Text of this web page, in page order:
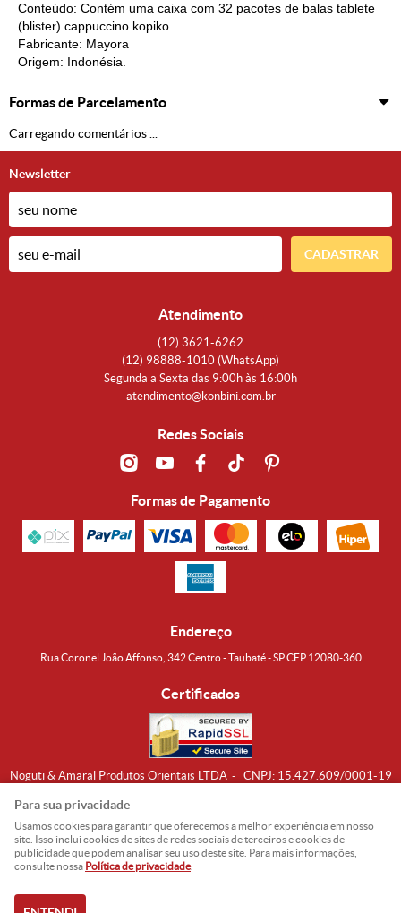
Conteúdo: Contém uma caixa com 32 pacotes de balas tablete
(blister) cappuccino kopiko.
Fabricante: Mayora
Origem: Indonésia.
Formas de Parcelamento
Carregando comentários ...
Newsletter
CADASTRAR
Atendimento
(12) 3621-6262
(12) 98888-1010 (WhatsApp)
Segunda a Sexta das 9:00h às 16:00h
atendimento@konbini.com.br
Redes Sociais
Formas de Pagamento
Endereço
Rua Coronel João Affonso, 342 Centro - Taubaté - SP CEP 12080-360
Certificados
Noguti & Amaral Produtos Orientais LTDA CNPJ: 15.427.609/0001-19
Para sua privacidade
Usamos cookies para garantir que oferecemos a melhor experiência em nosso
site. Isso inclui cookies de sites de redes sociais de terceiros e cookies de
publicidade que podem analisar seu uso deste site. Para mais informações,
consulte nossa Política de privacidade.